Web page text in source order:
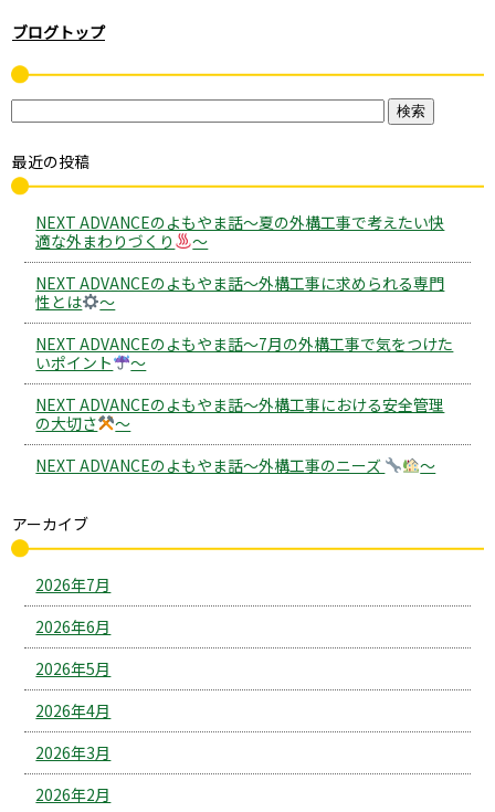
ブログトップ
最近の投稿
NEXT ADVANCEのよもやま話～夏の外構工事で考えたい快
適な外まわりづくり
～
NEXT ADVANCEのよもやま話～外構工事に求められる専門
性とは
～
NEXT ADVANCEのよもやま話～7月の外構工事で気をつけた
いポイント
～
NEXT ADVANCEのよもやま話～外構工事における安全管理
の大切さ
～
NEXT ADVANCEのよもやま話～外構工事のニーズ
～
アーカイブ
2026年7月
2026年6月
2026年5月
2026年4月
2026年3月
2026年2月